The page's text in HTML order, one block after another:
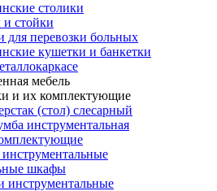
столики
стойки
для перевозки больных
кушетки и банкетки
мебель
и их комплектующие
(стол) слесарный
инструментальная
шкафы
инструментальные